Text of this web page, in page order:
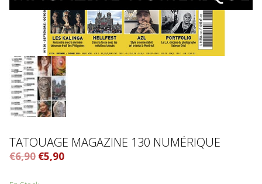
TATOUAGE MAGAZINE 130 NUMÉRIQUE
€6,90 €5,90